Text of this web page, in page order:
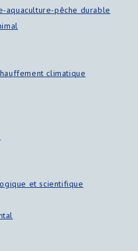
aquaculture-pêche durable
climatique
et scientifique